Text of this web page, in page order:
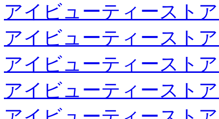
アイビューティースト
アイビューティースト
アイビューティースト
アイビューティースト